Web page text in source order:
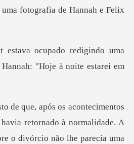
gindo uma
Hannah: "Ho
à normalidade. A
o divórcio não lhe parecia uma